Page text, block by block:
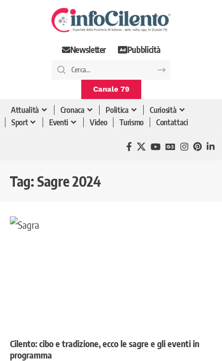
Newsletter Pubblicità
Canale 79
Attualità Cronaca Politica
Curiosità
Sport
Eventi Video Turismo Contattaci
Tag: Sagre 2024
Cilento: cibo e tradizione, ecco le sagre e gli eventi in
programma